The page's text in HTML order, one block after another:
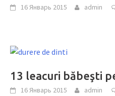
16 Январь 2015 admin
13 leacuri băbeşti
16 Январь 2015 admin